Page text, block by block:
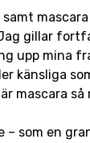
gillar
upp mina
känsliga
mascara så
– som en